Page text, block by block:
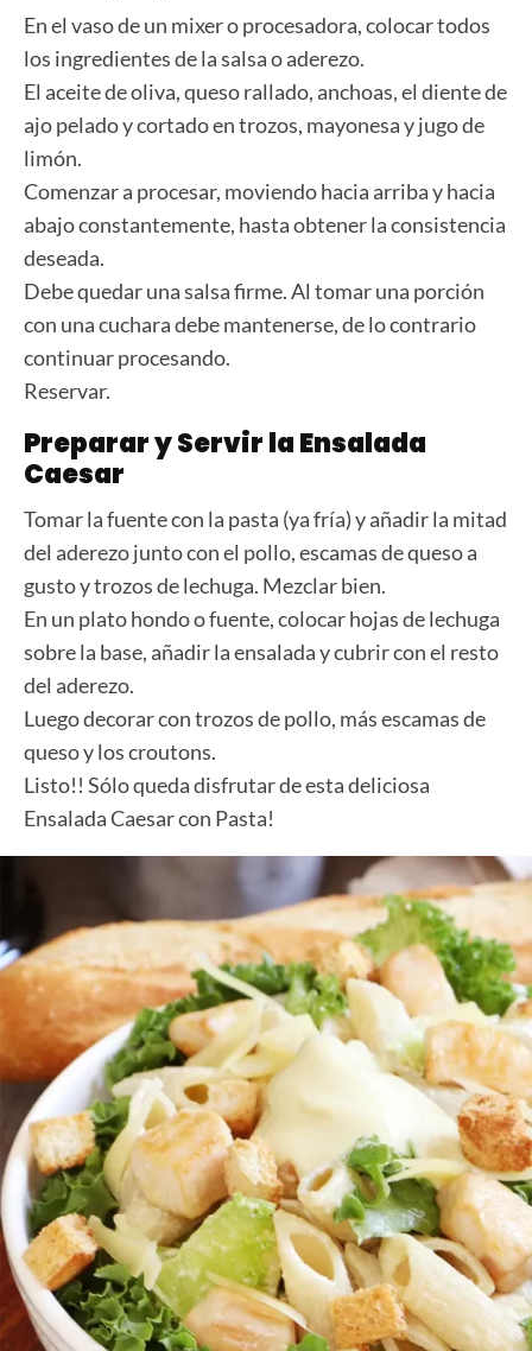
En el vaso de un mixer o procesadora, colocar todos
los ingredientes de la salsa o aderezo.
El aceite de oliva, queso rallado, anchoas, el diente de
ajo pelado y cortado en trozos, mayonesa y jugo de
limón.
Comenzar a procesar, moviendo hacia arriba y hacia
abajo constantemente, hasta obtener la consistencia
deseada.
Debe quedar una salsa firme. Al tomar una porción
con una cuchara debe mantenerse, de lo contrario
continuar procesando.
Reservar.
Preparar y Servir la Ensalada
Caesar
Tomar la fuente con la pasta (ya fría) y añadir la mitad
del aderezo junto con el pollo, escamas de queso a
gusto y trozos de lechuga. Mezclar bien.
En un plato hondo o fuente, colocar hojas de lechuga
sobre la base, añadir la ensalada y cubrir con el resto
del aderezo.
Luego decorar con trozos de pollo, más escamas de
queso y los croutons.
Listo!! Sólo queda disfrutar de esta deliciosa
Ensalada Caesar con Pasta!